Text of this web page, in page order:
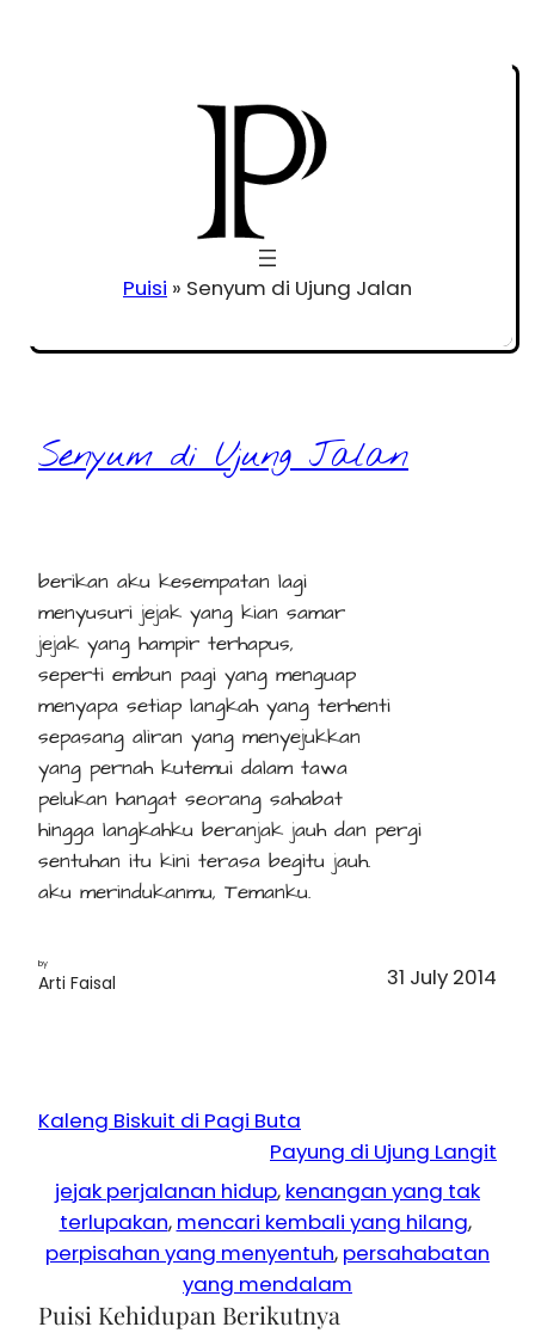
Puisi » Senyum di Ujung Jalan
Senyum di Ujung Jalan
berikan aku kesempatan lagi
menyusuri jejak yang kian samar
jejak yang hampir terhapus,
seperti embun pagi yang menguap
menyapa setiap langkah yang terhenti
sepasang aliran yang menyejukkan
yang pernah kutemui dalam tawa
pelukan hangat seorang sahabat
hingga langkahku beranjak jauh dan pergi
sentuhan itu kini terasa begitu jauh.
aku merindukanmu, Temanku.
by
Arti Faisal 31 July 2014
Kaleng Biskuit di Pagi Buta
Payung di Ujung Langit
jejak perjalanan hidup, kenangan yang tak
terlupakan, mencari kembali yang hilang,
perpisahan yang menyentuh, persahabatan
yang mendalam
Puisi Kehidupan Berikutnya